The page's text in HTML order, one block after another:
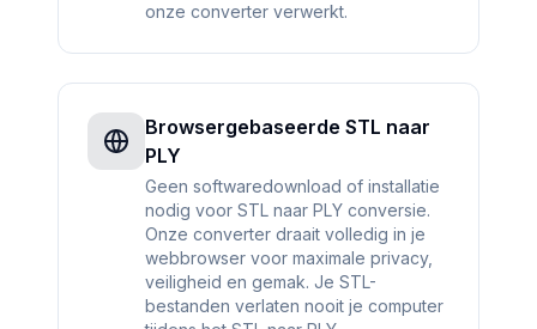
onze converter verwerkt.
Browsergebaseerde STL naar
PLY
Geen softwaredownload of installatie
nodig voor STL naar PLY conversie.
Onze converter draait volledig in je
webbrowser voor maximale privacy,
veiligheid en gemak. Je STL-
bestanden verlaten nooit je computer